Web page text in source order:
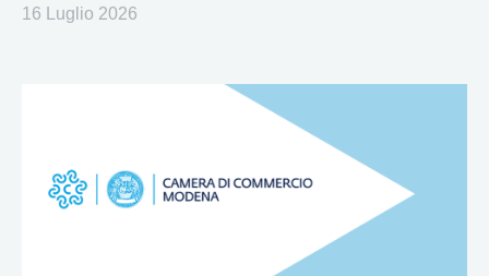
16 Luglio 2026